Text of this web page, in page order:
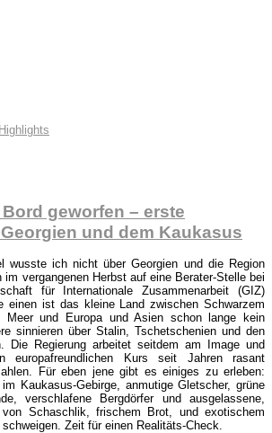
Highlights
geworfen – erste
und dem Kaukasus
wusste ich nicht über Georgien und die Region
vergangenen Herbst auf eine Berater-Stelle bei
für Internationale Zusammenarbeit (GIZ)
einen ist das kleine Land zwischen Schwarzem
Meer und Europa und Asien schon lange kein
sinnieren über Stalin, Tschetschenien und den
Die Regierung arbeitet seitdem am Image und
europafreundlichen Kurs seit Jahren rasant
Für eben jene gibt es einiges zu erleben:
Kaukasus-Gebirge, anmutige Gletscher, grüne
verschlafene Bergdörfer und ausgelassene,
Schaschlik, frischem Brot, und exotischem
Zeit für einen Realitäts-Check.